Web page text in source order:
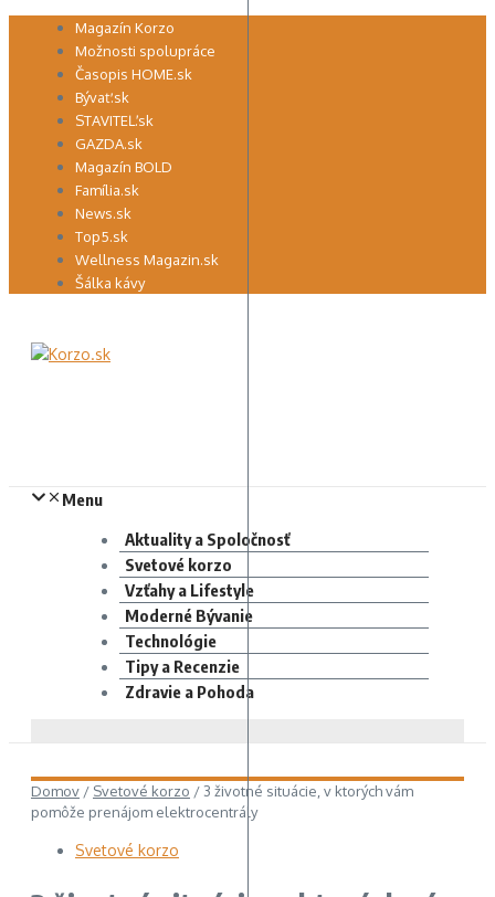
Preskočiť Magazín Korzo
Možnosti spolupráce
Časopis HOME.sk
Bývať.sk
STAVITEĽ.sk
GAZDA.sk
Magazín BOLD
Família.sk
News.sk
Top5.sk
Wellness Magazin.sk
Šálka kávy
Menu
Aktuality a Spoločnosť
Svetové korzo
Vzťahy a Lifestyle
Moderné Bývanie
Technológie
Tipy a Recenzie
Zdravie a Pohoda
Domov / Svetové korzo / 3 životné situácie, v ktorých vám
pomôže prenájom elektrocentrály
Svetové korzo